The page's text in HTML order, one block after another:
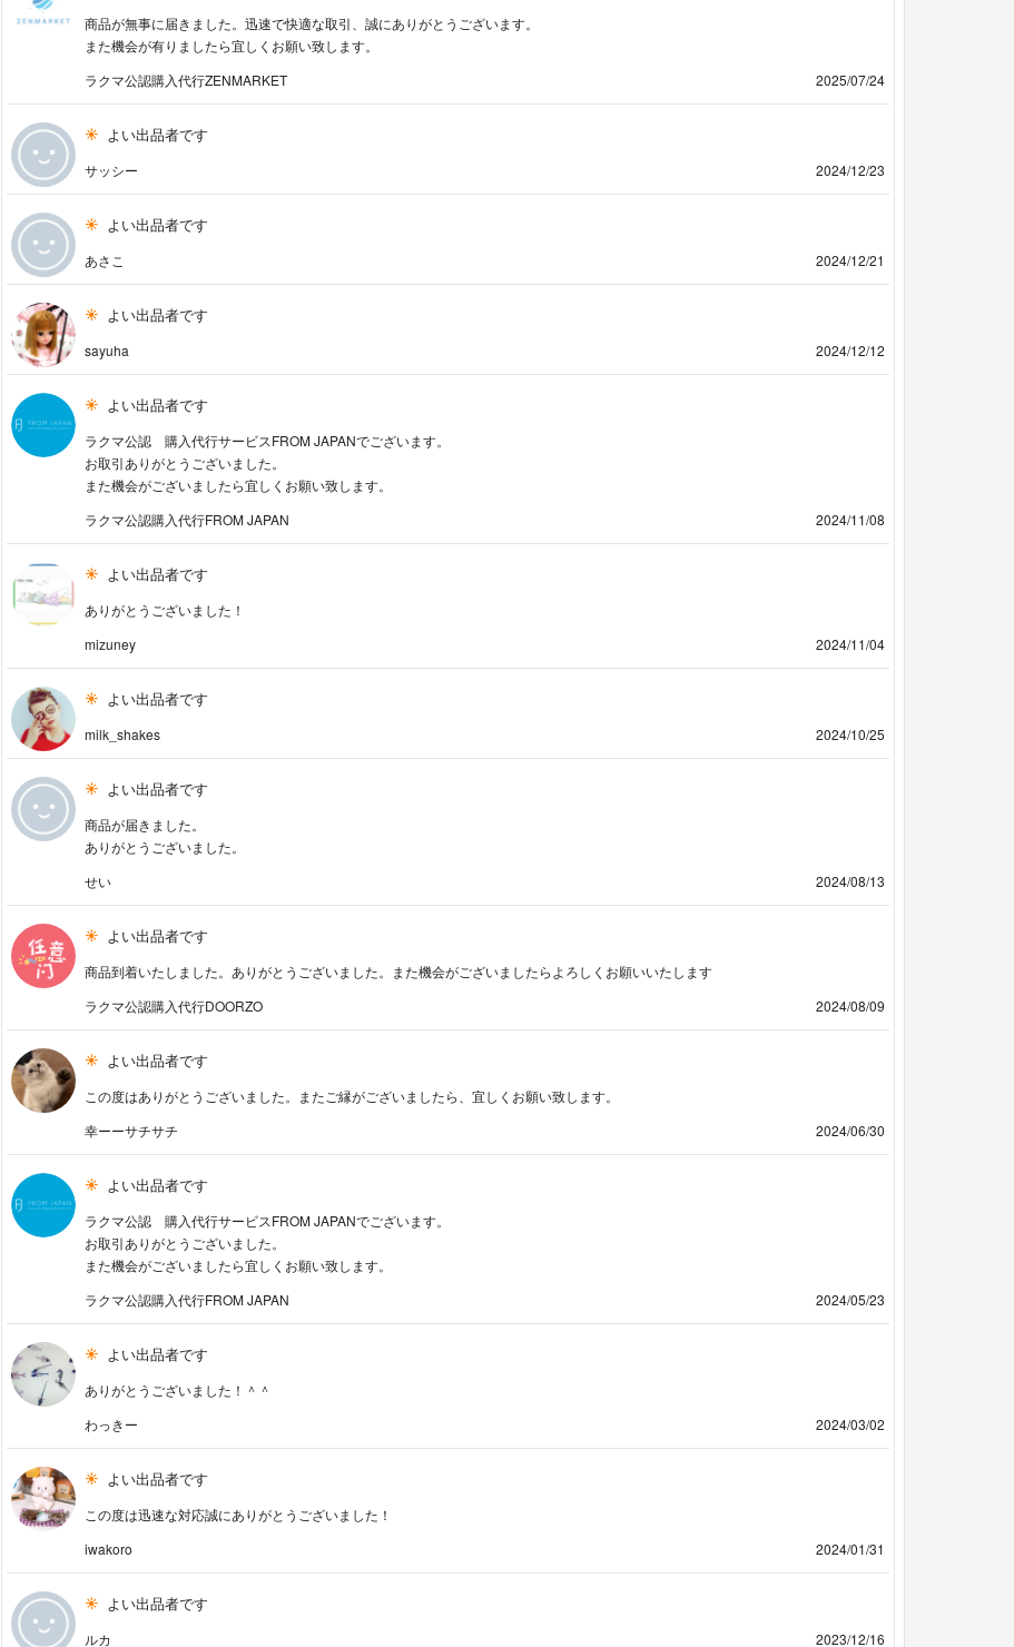
商品が無事に届きました。迅速で快適な取引、誠にありがとうございます。
また機会が有りましたら宜しくお願い致します。
ラクマ公認購入代行ZENMARKET
2025/07/24
よい出品者です
サッシー 2024/12/23
よい出品者です
あさこ 2024/12/21
よい出品者です
sayuha 2024/12/12
よい出品者です
ラクマ公認 購入代行サービスFROM JAPANでございます。
お取引ありがとうございました。
また機会がございましたら宜しくお願い致します。
ラクマ公認購入代行FROM JAPAN
2024/11/08
よい出品者です
ありがとうございました！
mizuney
2024/11/04
よい出品者です
milk_shakes 2024/10/25
よい出品者です
商品が届きました。
ありがとうございました。
せい
2024/08/13
よい出品者です
商品到着いたしました。ありがとうございました。また機会がございましたらよろしくお願いいたします
ラクマ公認購入代行DOORZO
2024/08/09
よい出品者です
この度はありがとうございました。またご縁がございましたら、宜しくお願い致します。
幸ーーサチサチ
2024/06/30
よい出品者です
ラクマ公認 購入代行サービスFROM JAPANでございます。
お取引ありがとうございました。
また機会がございましたら宜しくお願い致します。
ラクマ公認購入代行FROM JAPAN
2024/05/23
よい出品者です
ありがとうございました！＾＾
わっきー
2024/03/02
よい出品者です
この度は迅速な対応誠にありがとうございました！
iwakoro
2024/01/31
よい出品者です
ルカ 2023/12/16